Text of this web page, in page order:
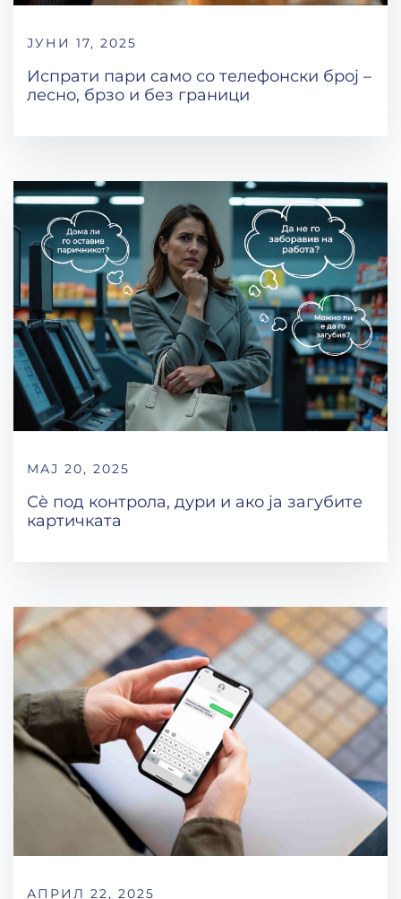
ЈУНИ 17, 2025
Испрати пари само со телефонски број –
лесно, брзо и без граници
МАЈ 20, 2025
Сè под контрола, дури и ако ја загубите
картичката
АПРИЛ 22, 2025